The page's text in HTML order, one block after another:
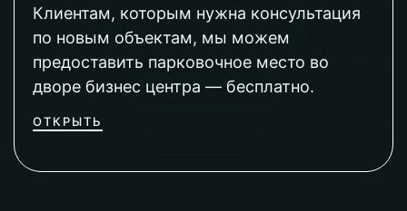
Клиентам, которым нужна консультация
по новым объектам, мы можем
предоставить парковочное место во
дворе бизнес центра — бесплатно.
ОТКРЫТЬ